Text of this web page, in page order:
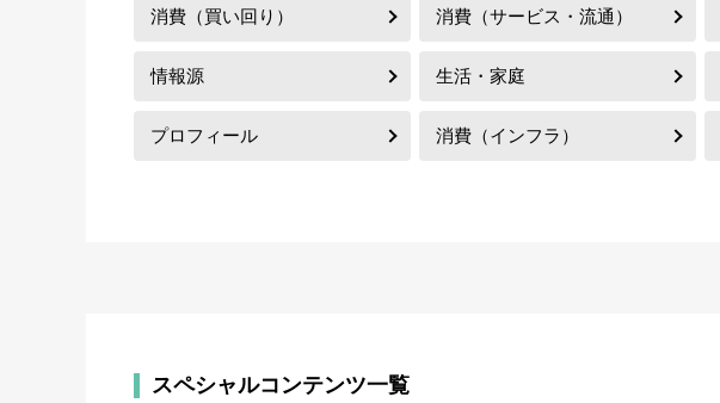
消費（買い回り） 消費（サービス・流通）
情報源 生活・家庭
プロフィール 消費（インフラ）
スペシャルコンテンツ一覧